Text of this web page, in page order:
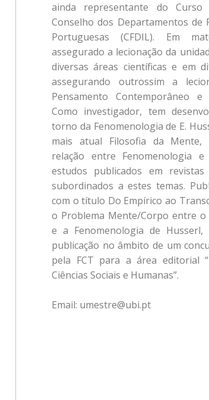
ainda representante do
Conselho dos Departamentos de
Portuguesas (CFDIL). Em
assegurado a lecionação da
diversas áreas científicas e em
assegurando outrossim a
Pensamento Contemporâneo e
Como investigador, tem
torno da Fenomenologia de E.
mais atual Filosofia da Mente,
relação entre Fenomenologia e
estudos publicados em
subordinados a estes temas.
com o título Do Empírico ao
o Problema Mente/Corpo entre o
e a Fenomenologia de
publicação no âmbito de um
pela FCT para a área editorial
Ciências Sociais e Humanas”.
Email: umestre@ubi.pt